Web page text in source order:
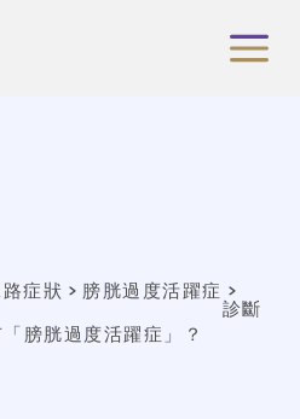
症狀 膀胱過度活躍症
診斷
膀胱過度活躍症」？